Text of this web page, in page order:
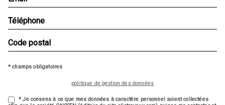
* champs obligatoires
politique de gestion des données
* Je consens à ce que mes données à caractère personnel soient collectées